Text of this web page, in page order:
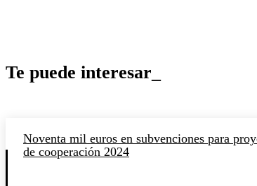
Te puede interesar_
Noventa mil euros en subvenciones para
de cooperación 2024